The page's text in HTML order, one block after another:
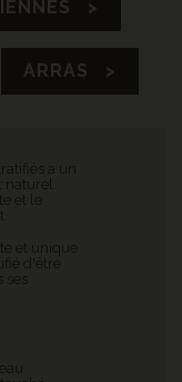
>
ARRAS >
a un
et le
et unique
d'être